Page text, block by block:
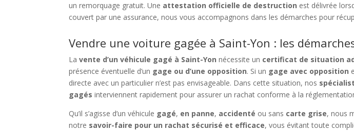
un remorquage gratuit. Une attestation officielle de destruction est délivrée
couvert par une assurance, nous vous accompagnons dans les démarches pour
Vendre une voiture gagée à Saint-Yon : les
Lavente d’un véhicule gagé à Saint-Yon nécessite un certificat de situation
présence éventuelle d’un gage ou d’une opposition. Si un gage avec opposition
directe avec un particulier n’est pas envisageable. Dans cette situation, nos
gagés interviennent rapidement pour assurer un rachat conforme à la
Qu’il s’agisse d’un véhicule gagé, en panne, accidenté ou sans carte grise, nous
notre savoir-faire pour un rachat sécurisé et efficace, vous évitant toute